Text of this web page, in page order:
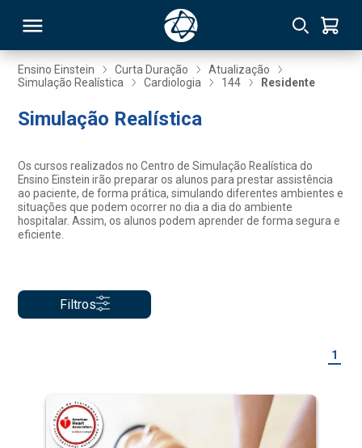
Ensino Einstein Curta Duração
Atualização
Simulação Realística
Cardiologia 144 Residente
Simulação Realística
Os cursos realizados no Centro de Simulação Realística do
Ensino Einstein irão preparar os alunos para prestar assistência
ao paciente, de forma prática, simulando diferentes ambientes e
situações que podem ocorrer no dia a dia do ambiente
hospitalar. Assim, os alunos podem aprender de forma segura e
eficiente.
Filtros
1